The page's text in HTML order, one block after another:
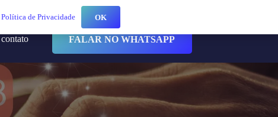
contato FALAR NO WHATSAPP
Política de Privacidade OK